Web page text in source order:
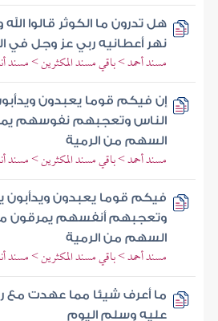
هل تدرون ما الكوثر قالوا
نهر أعطانيه ربي عز وجل في
مسند أحمد > باقي مسند المكثرين >
إن فيكم قوما يعبدون
الناس وتعجبهم نفوسهم
السهم من الرمية
مسند أحمد > باقي مسند المكثرين >
فيكم قوما يعبدون ويدأبون
وتعجبهم أنفسهم يمرقون
السهم من الرمية
مسند أحمد > باقي مسند المكثرين >
ما أعرف شيئا مما عهدت مع
عليه وسلم اليوم